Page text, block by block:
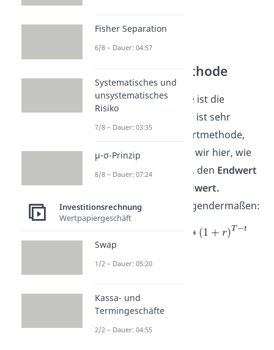
Die Endwertmethode
Eine weitere Methode ist die
Sie ist sehr
ähnlich zur Kapitalwertmethode,
allerdings betrachten wir hier, wie
der Name schon sagt, den Endwert
Kapitalwert.
Berechnet wird er folgendermaßen:
Fisher Separation
6/8 – Dauer: 04:57
Systematisches und
unsystematisches
Risiko
7/8 – Dauer: 03:35
μ-σ-Prinzip
8/8 – Dauer: 07:24
Investitionsrechnung
Wertpapiergeschäft
Swap
1/2 – Dauer: 05:20
Kassa- und
Termingeschäfte
2/2 – Dauer: 04:55